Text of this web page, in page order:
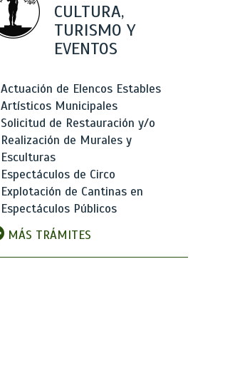
CULTURA,
TURISMO Y
EVENTOS
Actuación de Elencos Estables
Artísticos Municipales
Solicitud de Restauración y/o
Realización de Murales y
Esculturas
Espectáculos de Circo
Explotación de Cantinas en
Espectáculos Públicos
MÁS TRÁMITES